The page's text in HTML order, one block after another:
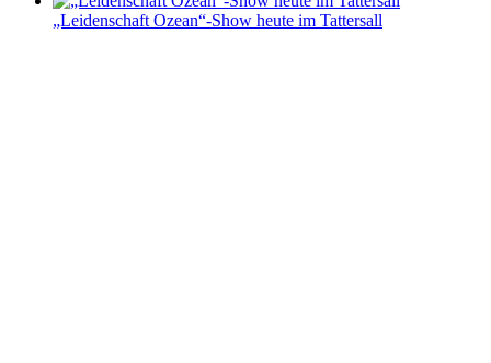
„Leidenschaft Ozean“-Show heute im Tattersall